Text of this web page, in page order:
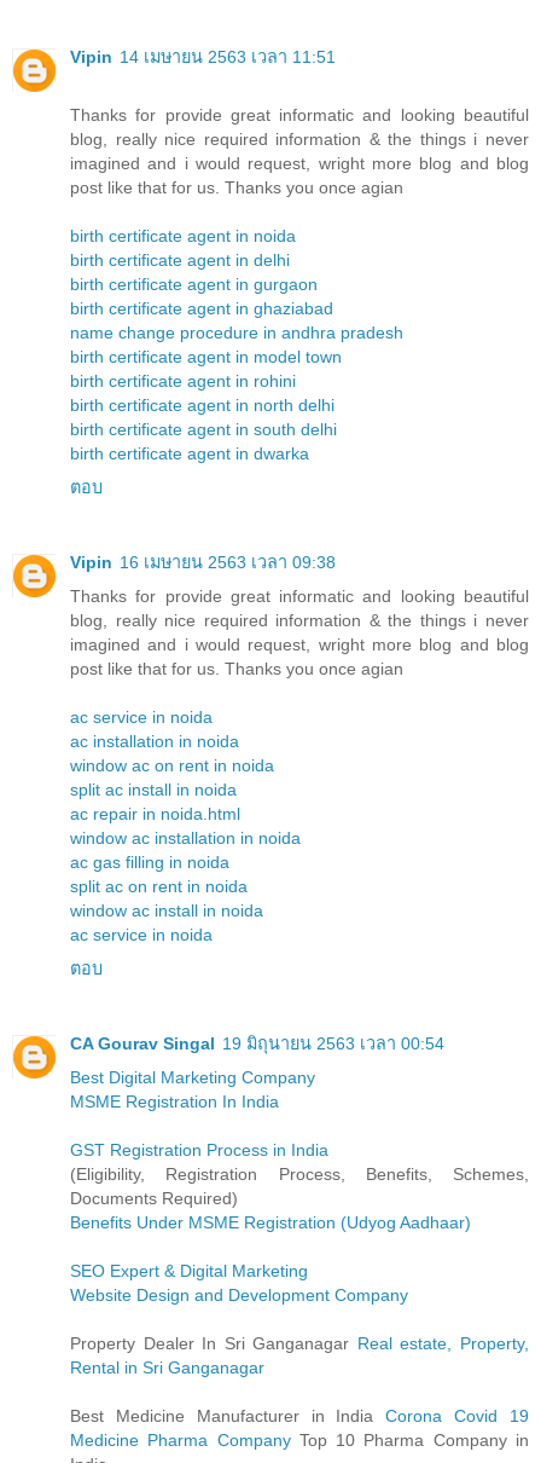
Vipin 14 เมษายน 2563 เวลา 11:51
Thanks for provide great informatic and looking beautiful
blog, really nice required information & the things i never
imagined and i would request, wright more blog and blog
post like that for us. Thanks you once agian
birth certificate agent in noida
birth certificate agent in delhi
birth certificate agent in gurgaon
birth certificate agent in ghaziabad
name change procedure in andhra pradesh
birth certificate agent in model town
birth certificate agent in rohini
birth certificate agent in north delhi
birth certificate agent in south delhi
birth certificate agent in dwarka
ตอบ
Vipin 16 เมษายน 2563 เวลา 09:38
Thanks for provide great informatic and looking beautiful
blog, really nice required information & the things i never
imagined and i would request, wright more blog and blog
post like that for us. Thanks you once agian
ac service in noida
ac installation in noida
window ac on rent in noida
split ac install in noida
ac repair in noida.html
window ac installation in noida
ac gas filling in noida
split ac on rent in noida
window ac install in noida
ac service in noida
ตอบ
CA Gourav Singal 19 มิถุนายน 2563 เวลา 00:54
Best Digital Marketing Company
MSME Registration In India
GST Registration Process in India
(Eligibility, Registration Process, Benefits, Schemes,
Documents Required)
Benefits Under MSME Registration (Udyog Aadhaar)
SEO Expert & Digital Marketing
Website Design and Development Company
Property Dealer In Sri Ganganagar Real estate, Property,
Rental in Sri Ganganagar
Best Medicine Manufacturer in IndiaCorona Covid 19
Medicine Pharma CompanyTop 10 Pharma Company in